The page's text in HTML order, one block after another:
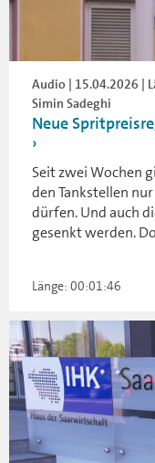
Audio | 15.04.2026 |
Simin Sadeghi
Neue
Seit zwei Wochen
den Tankstellen
dürfen. Und auch
gesenkt werden.
Länge: 00:01:46